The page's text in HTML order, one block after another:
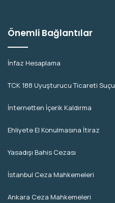
Önemli Bağlantılar
İnfaz Hesaplama
TCK 188 Uyuşturucu Ticareti Suçu
İnternetten İçerik Kaldırma
Ehliyete El Konulmasına İtiraz
Yasadışı Bahis Cezası
İstanbul Ceza Mahkemeleri
Ankara Ceza Mahkemeleri